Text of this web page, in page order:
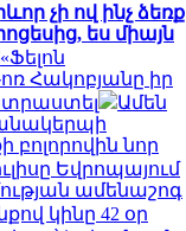
չի ով ինչ ձեռք
ես միայն
«Ֆելոն
Հակոբյանը իր
Ամեն
բոլորովին նոր
Եվրոպայում
ամենաշոգ
կինը 42 օր